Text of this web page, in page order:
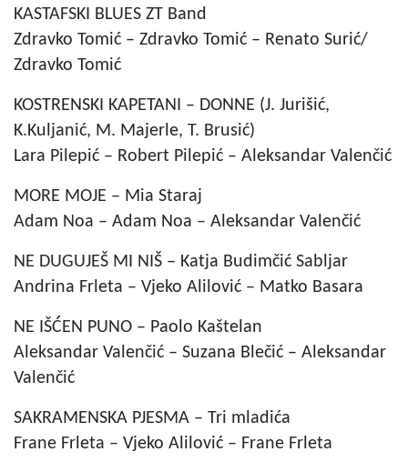
KASTAFSKI BLUES ZT Band
Zdravko Tomić – Zdravko Tomić – Renato Surić/
Zdravko Tomić
KOSTRENSKI KAPETANI – DONNE (J. Jurišić,
K.Kuljanić, M. Majerle, T. Brusić)
Lara Pilepić – Robert Pilepić – Aleksandar Valenčić
MORE MOJE – Mia Staraj
Adam Noa – Adam Noa – Aleksandar Valenčić
NE DUGUJEŠ MI NIŠ – Katja Budimčić Sabljar
Andrina Frleta – Vjeko Alilović – Matko Basara
NE IŠĆEN PUNO – Paolo Kaštelan
Aleksandar Valenčić – Suzana Blečić – Aleksandar
Valenčić
SAKRAMENSKA PJESMA – Tri mladića
Frane Frleta – Vjeko Alilović – Frane Frleta